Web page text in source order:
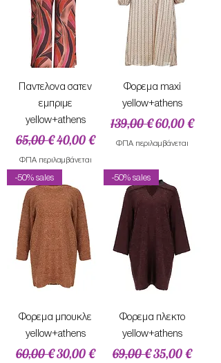
Παντελονα σατεν
εμπριμε
yellow+athens
Κανονική τιμή
65,00 €Τιμή Έκπτωσης
40,00 €
ΦΠΑ περιλαμβάνεται
Φορεμα maxi
yellow+athens
Κανονική τιμή
139,00 €Τιμή
60,00 €
ΦΠΑ περιλαμβάνεται
-50% sales
Φορεμα μπουκλε
yellow+athens
Κανονική τιμή
60,00 €Τιμή Έκπτωσης
30,00 €
-50% sales
Φορεμα πλεκτο
yellow+athens
Κανονική τιμή
69,00 €Τιμή
35,00 €